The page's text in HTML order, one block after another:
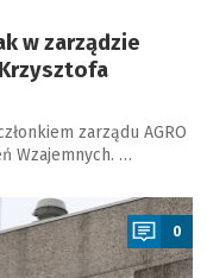
w zarządzie
zarządu AGRO
Wzajemnych. …
0